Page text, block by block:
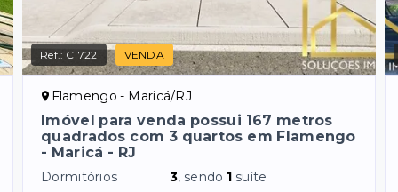
Ref.: C1722 VENDA
Flamengo - Maricá/RJ
Imóvel para venda possui 167 metros
quadrados com 3 quartos em Flamengo
- Maricá - RJ
Dormitórios 3, sendo 1 suíte